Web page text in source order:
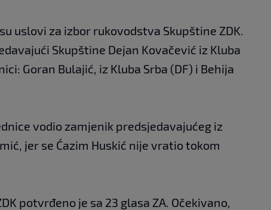
uslovi za izbor rukovodstva Skupštine ZDK.
Skupštine Dejan Kovačević iz Kluba
Goran Bulajić, iz Kluba Srba (DF) i Behija
vodio zamjenik predsjedavajućeg iz
jer se Ćazim Huskić nije vratio tokom
potvrđeno je sa 23 glasa ZA. Očekivano,